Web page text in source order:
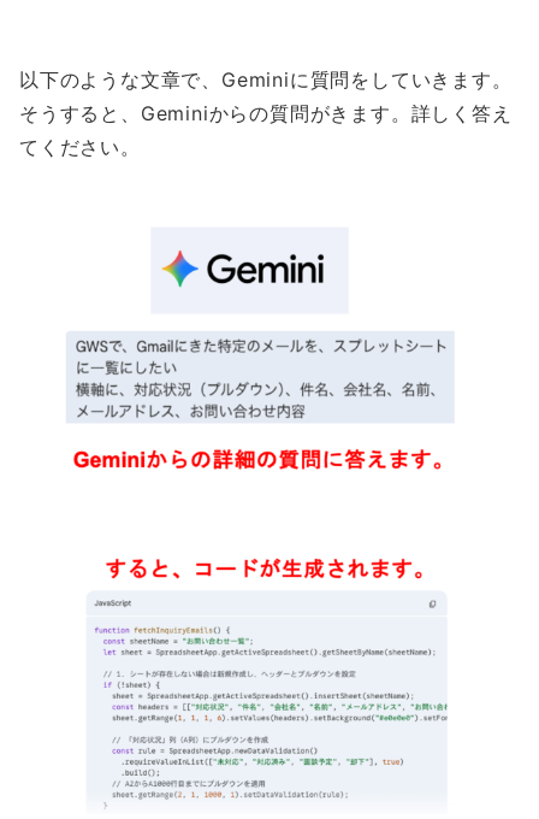
以下のような文章で、Geminiに質問をしていきます。
そうすると、Geminiからの質問がきます。詳しく答え
てください。